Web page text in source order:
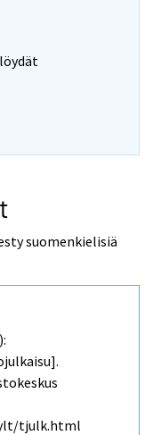
suomenkielisiä
tjulk.html